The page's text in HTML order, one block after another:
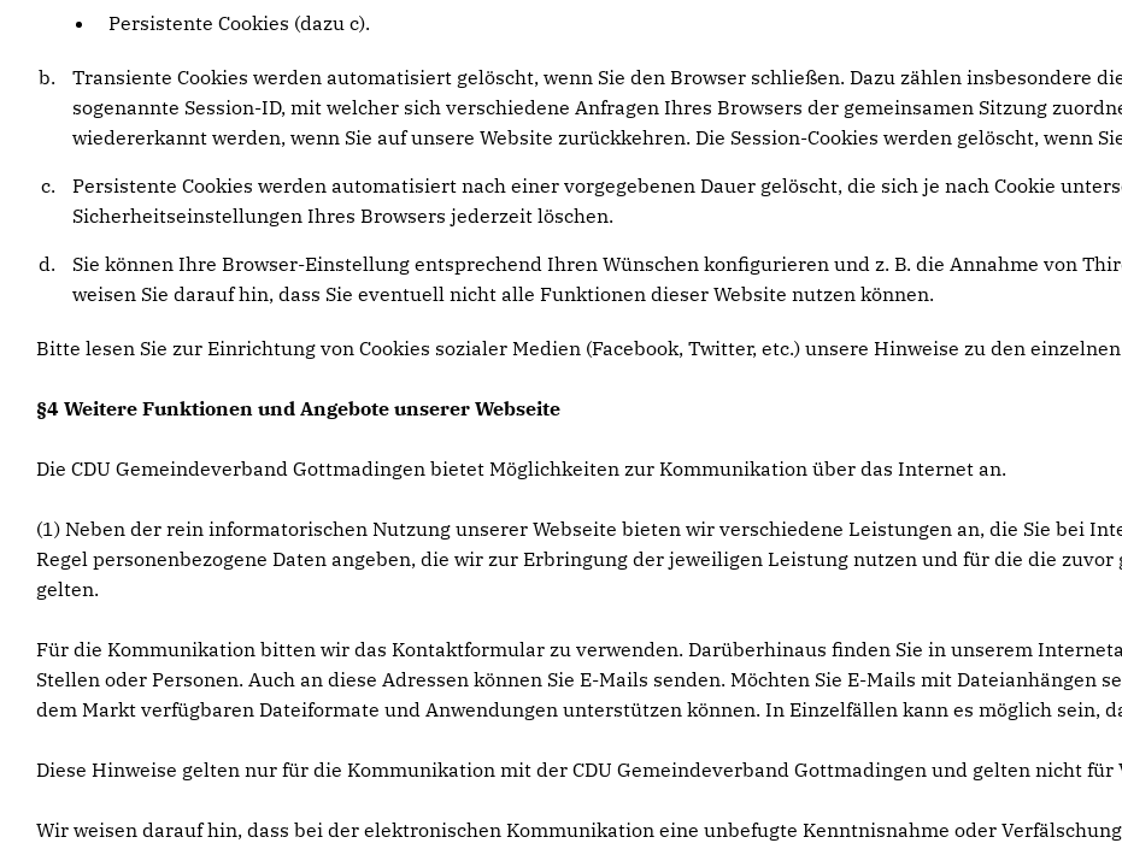
Persistente Cookies (dazu c).
Transiente Cookies werden automatisiert gelöscht, wenn Sie den Browser schließen. Dazu zählen insbesondere
sogenannte Session-ID, mit welcher sich verschiedene Anfragen Ihres Browsers der gemeinsamen Sitzung
wiedererkannt werden, wenn Sie auf unsere Website zurückkehren. Die Session-Cookies werden gelöscht, wenn
Persistente Cookies werden automatisiert nach einer vorgegebenen Dauer gelöscht, die sich je nach Cookie
Sicherheitseinstellungen Ihres Browsers jederzeit löschen.
Sie können Ihre Browser-Einstellung entsprechend Ihren Wünschen konfigurieren und z. B. die Annahme von
weisen Sie darauf hin, dass Sie eventuell nicht alle Funktionen dieser Website nutzen können.
Bitte lesen Sie zur Einrichtung von Cookies sozialer Medien (Facebook, Twitter, etc.) unsere Hinweise zu den
§4 Weitere Funktionen und Angebote unserer Webseite
Die CDU Gemeindeverband Gottmadingen bietet Möglichkeiten zur Kommunikation über das Internet an.
(1) Neben der rein informatorischen Nutzung unserer Webseite bieten wir verschiedene Leistungen an, die Sie bei
Regel personenbezogene Daten angeben, die wir zur Erbringung der jeweiligen Leistung nutzen und für die die
gelten.
Für die Kommunikation bitten wir das Kontaktformular zu verwenden. Darüberhinaus finden Sie in unserem
Stellen oder Personen. Auch an diese Adressen können Sie E-Mails senden. Möchten Sie E-Mails mit Dateianhängen
dem Markt verfügbaren Dateiformate und Anwendungen unterstützen können. In Einzelfällen kann es möglich sein,
Diese Hinweise gelten nur für die Kommunikation mit der CDU Gemeindeverband Gottmadingen und gelten nicht für
Wir weisen darauf hin, dass bei der elektronischen Kommunikation eine unbefugte Kenntnisnahme oder